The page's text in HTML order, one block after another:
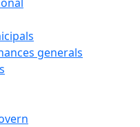
generals